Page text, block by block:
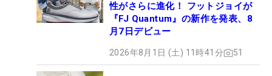
性がさらに進化！ フットジョイが
『FJ Quantum』の新作を発表、8
月7日デビュー
2026年8月1日 (土) 11時41分 51